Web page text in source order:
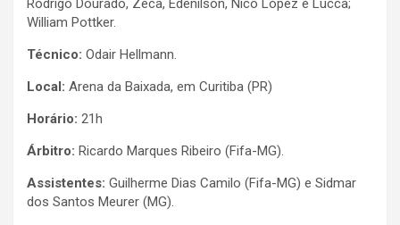
Rodrigo Dourado, Zeca, Edenílson, Nico López e Lucca;
William Pottker.
Técnico: Odair Hellmann.
Local: Arena da Baixada, em Curitiba (PR)
Horário: 21h
Árbitro: Ricardo Marques Ribeiro (Fifa-MG).
Assistentes: Guilherme Dias Camilo (Fifa-MG) e Sidmar
dos Santos Meurer (MG).